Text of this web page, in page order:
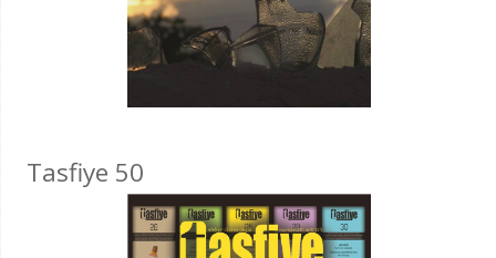
Tasfiye 50